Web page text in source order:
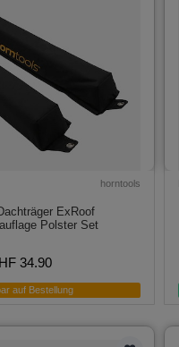
horntools
ExRoof
Polster Set
34.90
auf Bestellung